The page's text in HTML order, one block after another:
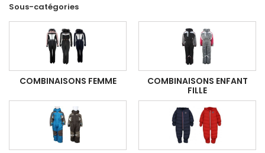
Sous-catégories
COMBINAISONS FEMME
COMBINAISONS ENFANT
FILLE